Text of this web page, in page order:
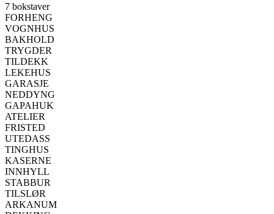
7 bokstaver
FORHENG
VOGNHUS
BAKHOLD
TRYGDER
TILDEKK
LEKEHUS
GARASJE
NEDDYNG
GAPAHUK
ATELIER
FRISTED
UTEDASS
TINGHUS
KASERNE
INNHYLL
STABBUR
TILSLØR
ARKANUM